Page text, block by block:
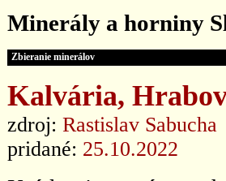
Minerály a horniny
Zbieranie minerálov
Kalvária,
zdroj: Rastislav Sabucha
pridané: 25.10.2022